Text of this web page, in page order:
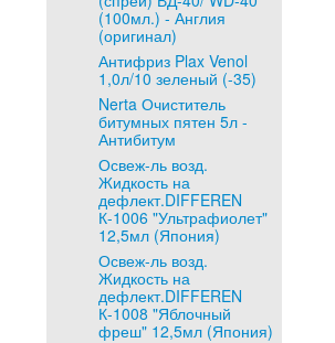
(100мл.) - Англия
(оригинал)
Антифриз Plax Venol
1,0л/10 зеленый (-35)
Nerta Очиститель
битумных пятен 5л -
Антибитум
Освеж-ль возд.
Жидкость на
дефлект.DIFFEREN
К-1006 "Ультрафиолет"
12,5мл (Япония)
Освеж-ль возд.
Жидкость на
дефлект.DIFFEREN
К-1008 "Яблочный
фреш" 12,5мл (Япония)